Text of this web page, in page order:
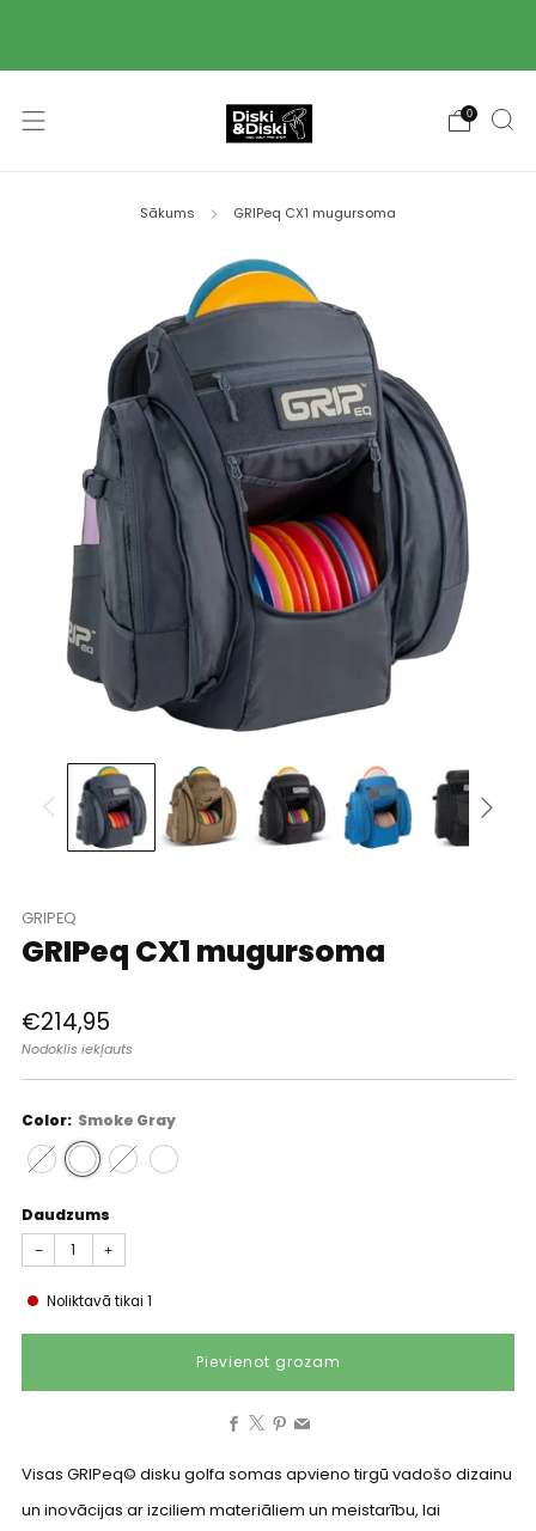
0
Sākums GRIPeq CX1 mugursoma
GRIPEQ
GRIPeq CX1 mugursoma
Parastā
cena
€214,95
Nodoklis iekļauts
Color: Smoke Gray
Daudzums
− +
Noliktavā tikai 1
Pievienot grozam
Facebook
Visas GRIPeq©️ disku golfa somas apvieno tirgū vadošo dizainu
un inovācijas ar izciliem materiāliem un meistarību, lai